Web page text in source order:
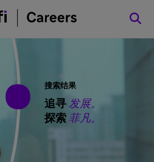
搜索结果
追寻 发展。
探索 菲凡。